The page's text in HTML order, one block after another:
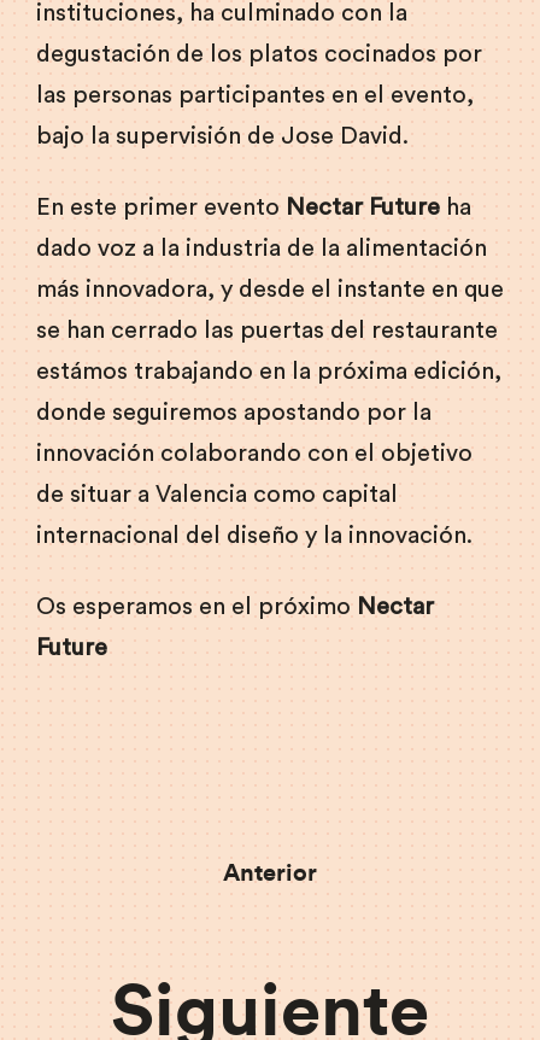
instituciones, ha culminado con la
degustación de los platos cocinados por
las personas participantes en el evento,
bajo la supervisión de Jose David.
En este primer evento Nectar Future ha
dado voz a la industria de la alimentación
más innovadora, y desde el instante en que
se han cerrado las puertas del restaurante
estámos trabajando en la próxima edición,
donde seguiremos apostando por la
innovación colaborando con el objetivo
de situar a Valencia como capital
internacional del diseño y la innovación.
Os esperamos en el próximo Nectar
Future
Anterior
Siguiente